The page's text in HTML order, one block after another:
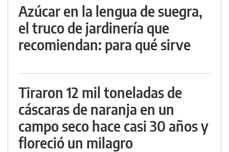
Azúcar en la lengua de suegra,
el truco de jardinería que
recomiendan: para qué sirve
Tiraron 12 mil toneladas de
cáscaras de naranja en un
campo seco hace casi 30 años y
floreció un milagro